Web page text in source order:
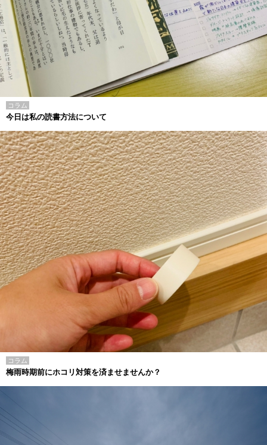
コラム
今日は私の読書方法について
コラム
梅雨時期前にホコリ対策を済ませませんか？